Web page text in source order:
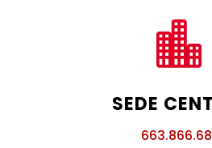

SEDE